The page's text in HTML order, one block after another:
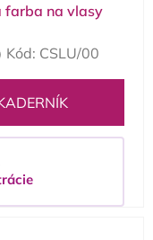
farba na vlasy
Kód: CSLU/00